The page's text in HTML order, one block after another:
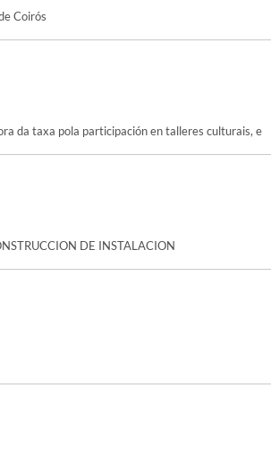
Coirós
da taxa pola participación en talleres culturais, e
DE INSTALACION